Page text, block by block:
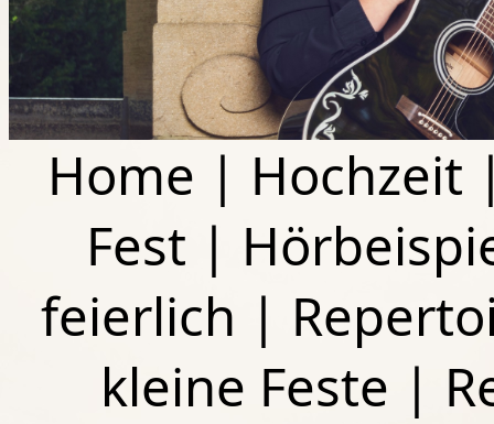
Home | Hochzeit
Fest |
feierlich |
kleine Feste |